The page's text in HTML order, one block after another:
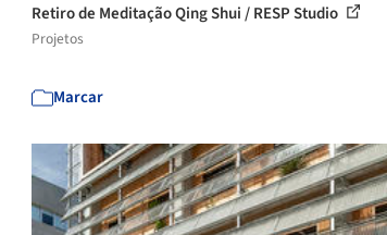
Retiro de Meditação Qing Shui / RESP Studio
Projetos
Marcar